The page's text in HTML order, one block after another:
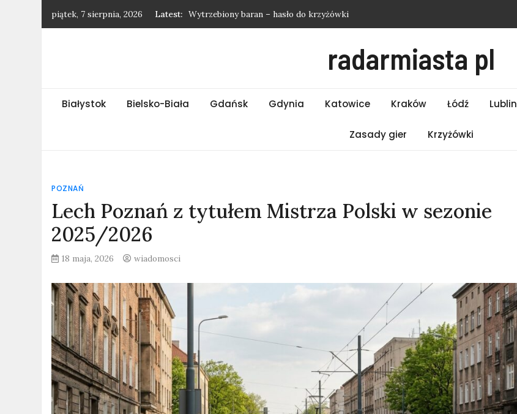
piątek, 7 sierpnia, 2026 Latest: Wytrzebiony baran – hasło do krzyżówki
Najnowsze wiadomości Poznań – Piątek 07.08.2026
Najnowsze wiadomości Warszawa – Piątek 07.08.2026radarmiasta pl
Białystok Bielsko-Biała Gdańsk Gdynia Katowice Kraków Łódź Lublin
Zasady gier Krzyżówki
POZNAŃ
Lech Poznań z tytułem Mistrza Polski w sezonie
2025/2026
18 maja, 2026 wiadomosci